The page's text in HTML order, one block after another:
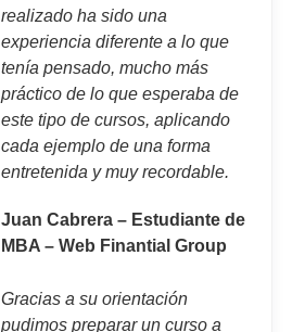
realizado ha sido una
experiencia diferente a lo que
tenía pensado, mucho más
práctico de lo que esperaba de
este tipo de cursos, aplicando
cada ejemplo de una forma
entretenida y muy recordable.
Juan Cabrera – Estudiante de
MBA – Web Finantial Group
Gracias a su orientación
pudimos preparar un curso a